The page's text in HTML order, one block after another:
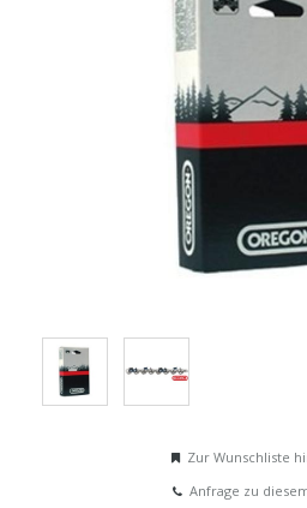
Zur Wunschliste
Anfrage zu